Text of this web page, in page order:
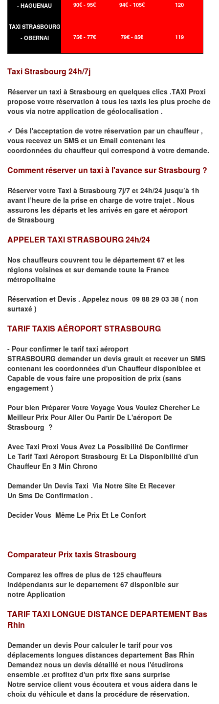
- HAGUENAU
90€ - 95€ 94€ - 105€ 120
TAXI STRASBOURG
- OBERNAI
75€ - 77€ 79€ - 85€ 119
TaxiStrasbourg 24h/7j
Réserver un taxi à Strasbourg en quelques clics .TAXI Proxi
propose votre réservation à tous les taxis les plus proche de
vous via notre application de géolocalisation .
✓ Dés l'acceptation de votre réservation parun chauffeur ,
vous recevez un SMS et un Email contenant les
coordonnées du chauffeur qui correspond à votre demande.
Comment réserver un taxi à l'avance surStrasbourg ?
Réserver votre Taxi à Strasbourg 7j/7 et 24h/24 jusqu’à 1h
avant l’heure de la prise en charge de votre trajet . Nous
assurons les départs et les arrivés en gare et aéroport
de Strasbourg
APPELER TAXI STRASBOURG 24h/24
Nos chauffeurs couvrent tou le département 67 et les
régions voisines et sur demande toute la France
métropolitaine
Réservation et Devis . Appelez nous 09 88 29 03 38 ( non
surtaxé )
TARIF TAXIS AÉROPORT STRASBOURG
- Pour confirmer le tarif taxi aéroport
STRASBOURG demander un devis grauit et recever un SMS
contenant les coordonnées d'un Chauffeur disponiblee et
Capable de vous faire une proposition de prix (sans
engagement )
Pour bien Préparer Votre Voyage Vous Voulez Chercher Le
Meilleur Prix Pour Aller Ou Partir De L'aéroport De
Strasbourg ?
Avec Taxi Proxi Vous Avez La Possibilité De Confirmer
Le Tarif Taxi Aéroport Strasbourg Et La Disponibilité d'un
Chauffeur En 3 Min Chrono
Demander Un Devis Taxi Via Notre Site Et Recever
Un Sms De Confirmation .
Decider Vous Même Le Prix Et Le Confort
Comparateur Prix taxis Strasbourg
Comparez les offres de plus de 125 chauffeurs
indépendants sur le departement 67 disponible sur
notre Application
TARIF TAXI LONGUE DISTANCE DEPARTEMENT Bas
Rhin
Demander un devis Pour calculer le tarif pour vos
déplacements longues distances departement Bas Rhin
Demandez nous un devis détaillé et nous l'étudirons
ensemble .et profitez d'un prix fixe sans surprise
Notre service client vous écoutera et vous aidera dans le
choix du véhicule et dans la procédure de réservation.